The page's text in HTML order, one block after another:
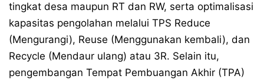
tingkat desa maupun RT dan RW, serta optimalisasi
kapasitas pengolahan melalui TPS Reduce
(Mengurangi), Reuse (Menggunakan kembali), dan
Recycle (Mendaur ulang) atau 3R. Selain itu,
pengembangan Tempat Pembuangan Akhir (TPA)